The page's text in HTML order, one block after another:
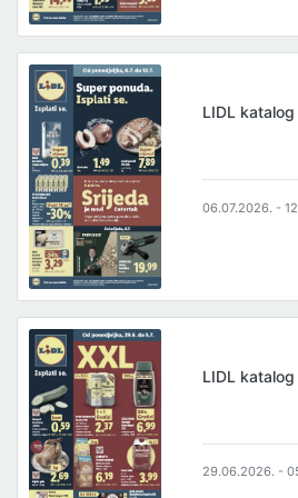
LIDL katalog
06.07.2026. -
LIDL katalog
29.06.2026. -